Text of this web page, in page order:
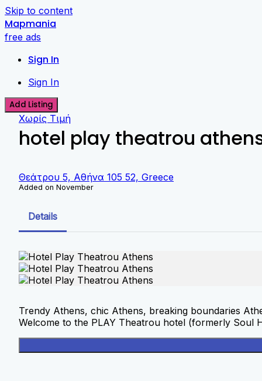
Skip to content
Mapmania
free ads
Sign In
Sign In
Add Listing
Χωρίς Τιμή
hotel play theatrou
Θεάτρου 5, Αθήνα 105 52, Greece
Added on November
Details
Trendy Athens, chic Athens, breaking boundaries
Welcome to the PLAY Theatrou hotel (formerly Soul